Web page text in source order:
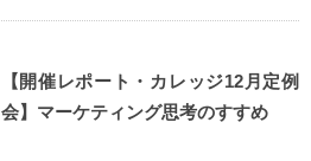
【開催レポート・カレッジ12月定例
会】マーケティング思考のすすめ